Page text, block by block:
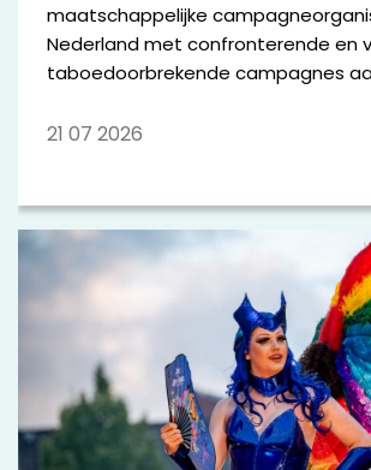
maatschappelijke
Nederland met confronterende en
taboedoorbrekende campagnes
breed netwerk van media-,
verandering. Met campagnes als
Polarisatie en De Dood laat zij zien
onderzoek, data en communicatie
bijdragen aan het agenderen van
maatschappelijke vraagstukken.
21 07 2026